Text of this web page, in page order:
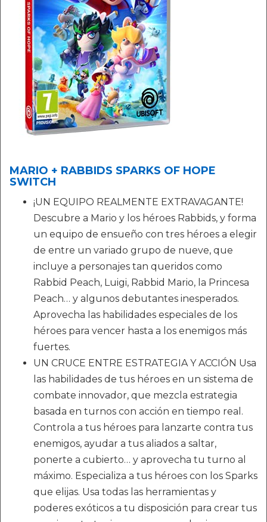
MARIO + RABBIDS SPARKS OF HOPE
SWITCH
¡UN EQUIPO REALMENTE EXTRAVAGANTE!
Descubre a Mario y los héroes Rabbids, y forma
un equipo de ensueño con tres héroes a elegir
de entre un variado grupo de nueve, que
incluye a personajes tan queridos como
Rabbid Peach, Luigi, Rabbid Mario, la Princesa
Peach… y algunos debutantes inesperados.
Aprovecha las habilidades especiales de los
héroes para vencer hasta a los enemigos más
fuertes.
UN CRUCE ENTRE ESTRATEGIA Y ACCIÓN Usa
las habilidades de tus héroes en un sistema de
combate innovador, que mezcla estrategia
basada en turnos con acción en tiempo real.
Controla a tus héroes para lanzarte contra tus
enemigos, ayudar a tus aliados a saltar,
ponerte a cubierto… y aprovecha tu turno al
máximo. Especializa a tus héroes con los Sparks
que elijas. Usa todas las herramientas y
poderes exóticos a tu disposición para crear tus